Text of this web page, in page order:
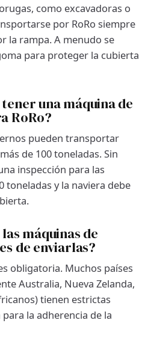
como excavadoras o
por RoRo siempre
la rampa. A menudo se
para proteger la cubierta
una máquina de
RoRo?
pueden transportar
de 100 toneladas. Sin
inspección para las
toneladas y la naviera debe
máquinas de
de enviarlas?
obligatoria. Muchos países
Australia, Nueva Zelanda,
tienen estrictas
la adherencia de la